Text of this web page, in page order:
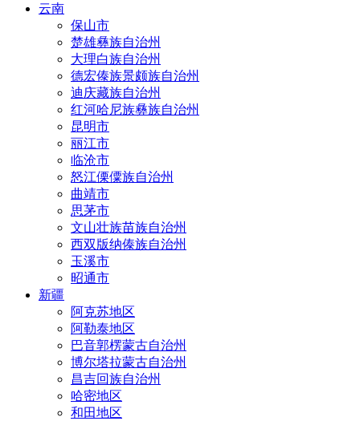
云南
保山市
楚雄彝族自治州
大理白族自治州
德宏傣族景颇族自治州
迪庆藏族自治州
红河哈尼族彝族自治州
昆明市
丽江市
临沧市
怒江傈僳族自治州
曲靖市
思茅市
文山壮族苗族自治州
西双版纳傣族自治州
玉溪市
昭通市
新疆
阿克苏地区
阿勒泰地区
巴音郭楞蒙古自治州
博尔塔拉蒙古自治州
昌吉回族自治州
哈密地区
和田地区